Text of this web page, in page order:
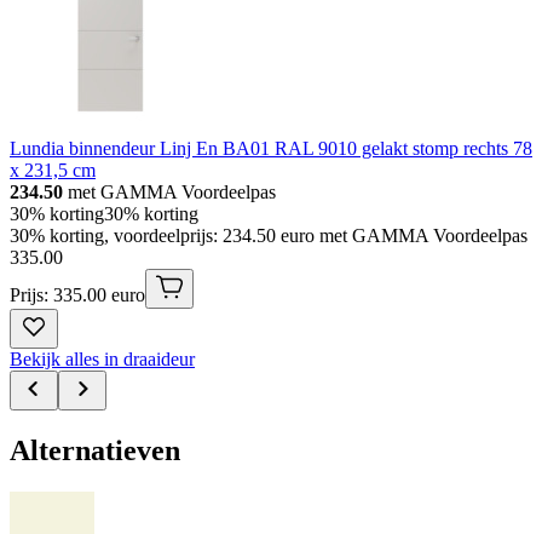
Lundia binnendeur Linj En BA01 RAL 9010 gelakt stomp rechts 78
x 231,5 cm
234.50 met GAMMA Voordeelpas
30% korting30% korting
30% korting, voordeelprijs: 234.50 euro met GAMMA Voordeelpas
335.00
Prijs: 335.00 euro
Bekijk alles in draaideur
Alternatieven